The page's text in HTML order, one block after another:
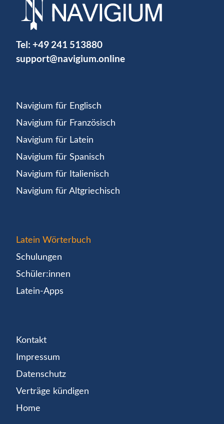
Tel: +49 241 513880
support@navigium.online
Navigium für Englisch
Navigium für Französisch
Navigium für Latein
Navigium für Spanisch
Navigium für Italienisch
Navigium für Altgriechisch
Latein Wörterbuch
Schulungen
Schüler:innen
Latein-Apps
Kontakt
Impressum
Datenschutz
Verträge kündigen
Home